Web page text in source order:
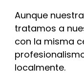
Aunque
tratamos a
con la misma
localmente.